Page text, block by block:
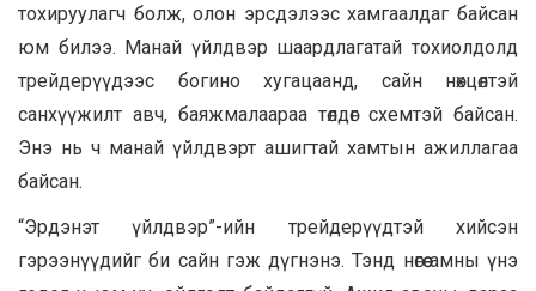
тохируулагч болж, олон эрсдэлээс хамгаалдаг байсан
юм билээ. Манай үйлдвэр шаардлагатай тохиолдолд
трейдерүүдээс богино хугацаанд, сайн нөхцөлтэй
санхүүжилт авч, баяжмалаараа төлдөг схемтэй байсан.
Энэ нь ч манай үйлдвэрт ашигтай хамтын ажиллагаа
байсан.
“Эрдэнэт үйлдвэр”-ийн трейдерүүдтэй хийсэн
гэрээнүүдийг би сайн гэж дүгнэнэ. Тэнд нөгөө амны үнэ